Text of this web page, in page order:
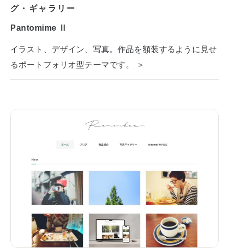
グ・ギャラリー
Pantomime Ⅱ
イラスト、デザイン、写真。作品を額装するように見せ
るポートフォリオ型テーマです。 ＞